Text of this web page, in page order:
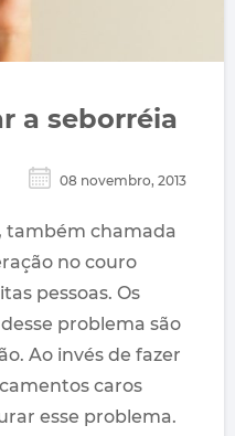
a seborréia
08 novembro, 2013
também chamada
no couro
pessoas. Os
problema são
Ao invés de fazer
caros
esse problema.